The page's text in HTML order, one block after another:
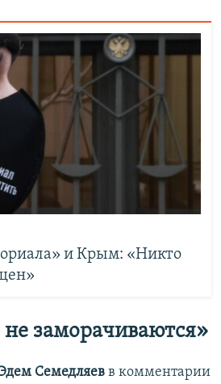
и Крым: «Никто
заморачиваются»
Семедляев в комментарии